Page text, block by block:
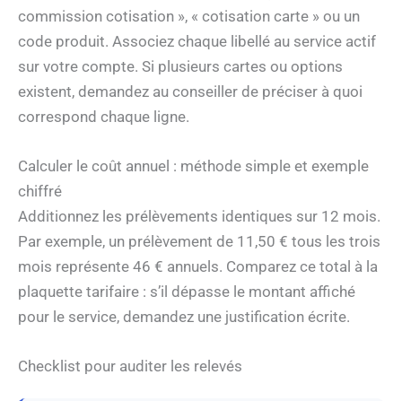
commission cotisation », « cotisation carte » ou un
code produit. Associez chaque libellé au service actif
sur votre compte. Si plusieurs cartes ou options
existent, demandez au conseiller de préciser à quoi
correspond chaque ligne.
Calculer le coût annuel : méthode simple et exemple
chiffré
Additionnez les prélèvements identiques sur 12 mois.
Par exemple, un prélèvement de 11,50 € tous les trois
mois représente 46 € annuels. Comparez ce total à la
plaquette tarifaire : s’il dépasse le montant affiché
pour le service, demandez une justification écrite.
Checklist pour auditer les relevés